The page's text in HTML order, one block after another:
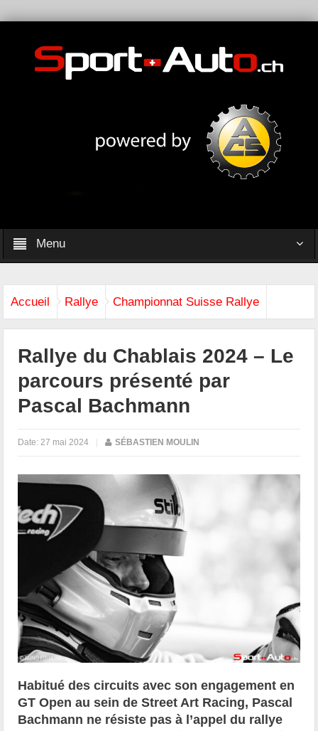
Menu
Accueil Rallye Championnat Suisse Rallye
Rallye du Chablais 2024 – Le
parcours présenté par
Pascal Bachmann
Date: 27 mai 2024 | SÉBASTIEN MOULIN
Habitué des circuits avec son engagement en
GT Open au sein de Street Art Racing, Pascal
Bachmann ne résiste pas à l’appel du rallye